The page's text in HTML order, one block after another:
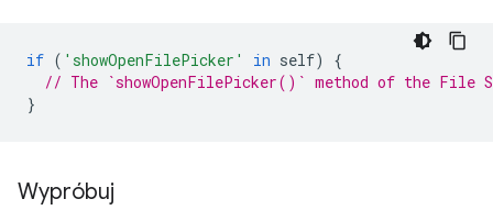
if ( 'showOpenFilePicker' in self)
{
// The `showOpenFilePicker()` method of the File
}
Wypróbuj